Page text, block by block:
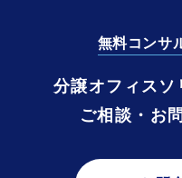
お問い合わせ
プライ
無料コンサ
分譲オフィスソ
ご相談・お